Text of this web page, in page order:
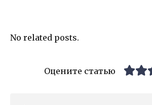
No related posts.
Оцените статью